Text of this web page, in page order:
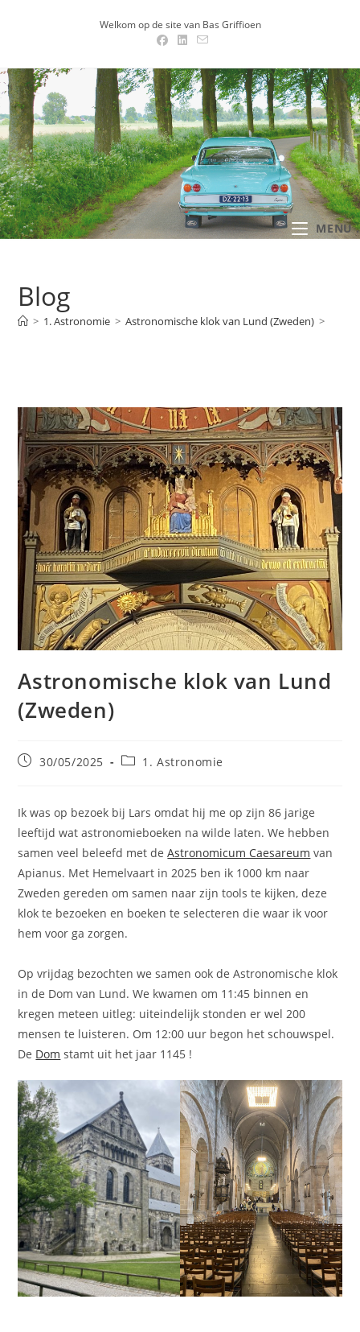
Welkom op de site van Bas Griffioen
MENU .
Blog
> 1. Astronomie > Astronomische klok van Lund (Zweden) >
Astronomische klok van Lund
(Zweden)
Bericht30/05/2025 Berichtcategorie:
1. Astronomie
Ik was op bezoek bij Lars omdat hij me op zijn 86 jarige
leeftijd wat astronomieboeken na wilde laten. We hebben
samen veel beleefd met deAstronomicum Caesareum van
Apianus. Met Hemelvaart in 2025 ben ik 1000 km naar
Zweden gereden om samen naar zijn tools te kijken, deze
klok te bezoeken en boeken te selecteren die waar ik voor
hem voor ga zorgen.
Op vrijdag bezochten we samen ook de Astronomische klok
in de Dom van Lund. We kwamen om 11:45 binnen en
kregen meteen uitleg: uiteindelijk stonden er wel 200
mensen te luisteren. Om 12:00 uur begon het schouwspel.
De Dom stamt uit het jaar 1145 !